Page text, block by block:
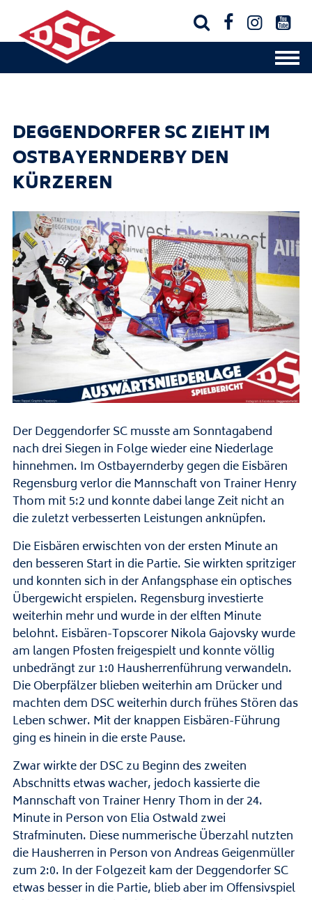
   
DEGGENDORFER SC ZIEHT IM
OSTBAYERNDERBY DEN
KÜRZEREN
Der Deggendorfer SC musste am Sonntagabend
nach drei Siegen in Folge wieder eine Niederlage
hinnehmen. Im Ostbayernderby gegen die Eisbären
Regensburg verlor die Mannschaft von Trainer Henry
Thom mit 5:2 und konnte dabei lange Zeit nicht an
die zuletzt verbesserten Leistungen anknüpfen.
Die Eisbären erwischten von der ersten Minute an
den besseren Start in die Partie. Sie wirkten spritziger
und konnten sich in der Anfangsphase ein optisches
Übergewicht erspielen. Regensburg investierte
weiterhin mehr und wurde in der elften Minute
belohnt. Eisbären-Topscorer Nikola Gajovsky wurde
am langen Pfosten freigespielt und konnte völlig
unbedrängt zur 1:0 Hausherrenführung verwandeln.
Die Oberpfälzer blieben weiterhin am Drücker und
machten dem DSC weiterhin durch frühes Stören das
Leben schwer. Mit der knappen Eisbären-Führung
ging es hinein in die erste Pause.
Zwar wirkte der DSC zu Beginn des zweiten
Abschnitts etwas wacher, jedoch kassierte die
Mannschaft von Trainer Henry Thom in der 24.
Minute in Person von Elia Ostwald zwei
Strafminuten. Diese nummerische Überzahl nutzten
die Hausherren in Person von Andreas Geigenmüller
zum 2:0. In der Folgezeit kam der Deggendorfer SC
etwas besser in die Partie, blieb aber im Offensivspiel